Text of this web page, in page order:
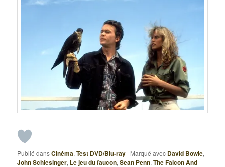
Publié dansCinéma,Test DVD/Blu-ray | Marqué avec David Bowie,
John Schlesinger, Le jeu du faucon,Sean Penn,The Falcon And